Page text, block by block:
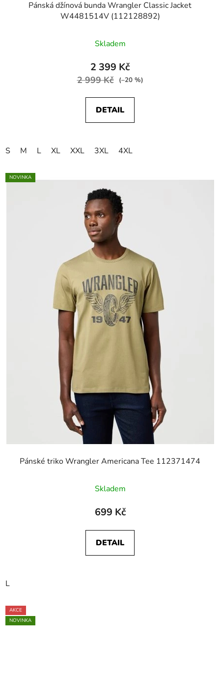
Pánská džínová bunda Wrangler Classic Jacket
W4481514V (112128892)
Skladem
2 399 Kč
2 999 Kč (–20 %)
DETAIL
S M L XL XXL 3XL 4XL
NOVINKA
Pánské triko Wrangler Americana Tee 112371474
Skladem
699 Kč
DETAIL
L
AKCE
NOVINKA